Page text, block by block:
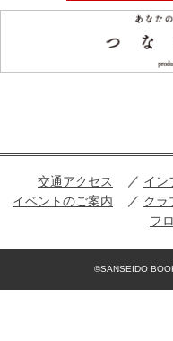
交通アクセス イン
イベントのご案内
クラ
フ
©SANSEIDO